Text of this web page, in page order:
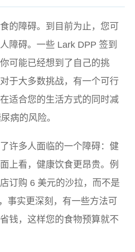
的障碍。到目前为止，您可
障碍。一些 Lark DPP 签到
可能已经想到了自己的挑
于大多数挑战，有一个可行
适合您的生活方式的同时减
病的风险。
许多人面临的一个障碍：健
上看，健康饮食更昂贵。例
订购 6 美元的沙拉，而不是
事实更深刻，有一些方法可
钱，这样您的食物预算就不